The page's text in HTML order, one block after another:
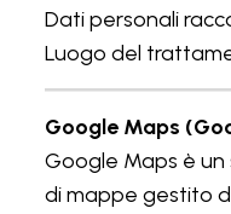
Dati personali
Luogo del
Google Maps
Google Maps è
di mappe gestito